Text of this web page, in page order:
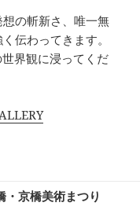
の斬新さ、唯一無
伝わってきます。
界観に浸ってくだ
・京橋美術まつり